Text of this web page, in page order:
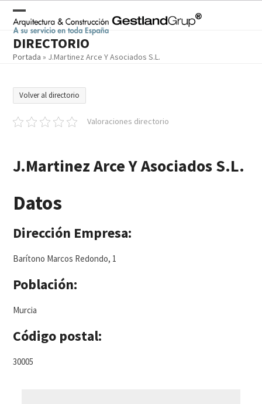
contentOpen
mobile
menu
Close
mobile
menu
DIRECTORIO
Portada » J.Martinez Arce Y Asociados S.L.
Volver al directorio
Valoraciones directorio
J.Martinez Arce Y Asociados S.L.
Datos
Dirección Empresa:
Barítono Marcos Redondo, 1
Población:
Murcia
Código postal:
30005